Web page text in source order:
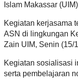
Islam Makassar
Kegiatan kerjasama
ASN di lingkungan
Zain UIM, Senin (15/
Kegiatan sosialisasi
serta pembelajaran